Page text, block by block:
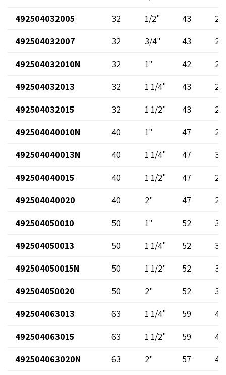
492504032005
32 1/2" 43
23
492504032007
32 3/4" 43
23
492504032010N
32 1" 42
22
492504032013
32 1 1/4" 43
23
492504032015
32 1 1/2" 43
23
492504040010N
40 1" 47
22
492504040013N
40 1 1/4" 47
30
492504040015
40 1 1/2" 47
29
492504040020
40 2" 47
29
492504050010
50 1" 52
38
492504050013
50 1 1/4" 52
38
492504050015N
50 1 1/2" 52
35
492504050020
50 2" 52
38
492504063013
63 1 1/4" 59
48
492504063015
63 1 1/2" 59
48
492504063020N
63 2" 57
47